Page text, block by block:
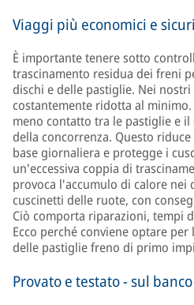
Viaggi più economici e sicuri
È importante tenere sotto
trascinamento residua dei freni
dischi e delle pastiglie. Nei
costantemente ridotta al minimo.
meno contatto tra le pastiglie e
della concorrenza. Questo
base giornaliera e protegge i
un'eccessiva coppia di
provoca l'accumulo di calore nei
cuscinetti delle ruote, con
Ciò comporta riparazioni, tempi
Ecco perché conviene optare
delle pastiglie freno di primo
Provato e testato - sul